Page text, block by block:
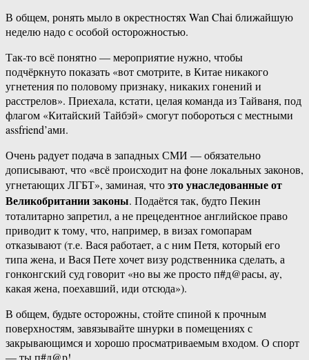
В общем, ронять мыло в окрестностях Wan Chai ближайшую
неделю надо с особой осторожностью.
Так-то всё понятно — мероприятие нужно, чтобы
подчёркнуто показать «вот смотрите, в Китае никакого
угнетения по половому признаку, никаких гонений и
расстрелов». Приехала, кстати, целая команда из Тайваня, под
флагом «Китайский Тайбэй» смогут побороться с местными
assfriend’ами.
Очень радует подача в западных СМИ — обязательно
дописывают, что «всё происходит на фоне локальных законов,
угнетающих ЛГБТ», заминая, чтоэто унаследованные от
Великобритании законы. Подаётся так, будто Пекин
тоталитарно запретил, а не прецедентное английское право
приводит к тому, что, например, в визах гомопарам
отказывают (т.е. Вася работает, а с ним Петя, который его
типа жена, и Вася Пете хочет визу родственника сделать, а
гонконгский суд говорит «но вы же просто п#д@расы, ау,
какая жена, поехавший, иди отсюда»).
В общем, будьте осторожны, стойте спиной к прочным
поверхностям, завязывайте шнурки в помещениях с
закрывающимся и хорошо просматриваемым входом. О спорт